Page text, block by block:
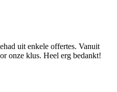
uit enkele offertes. Vanuit
onze klus. Heel erg bedankt!